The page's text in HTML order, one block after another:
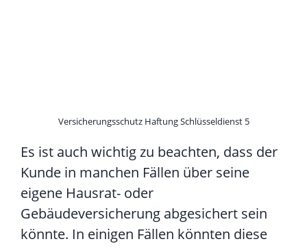
Versicherungsschutz Haftung Schlüsseldienst 5
Es ist auch wichtig zu beachten, dass der
Kunde in manchen Fällen über seine
eigene Hausrat- oder
Gebäudeversicherung abgesichert sein
könnte. In einigen Fällen könnten diese